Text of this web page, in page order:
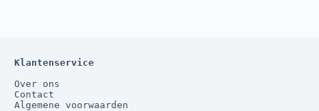
Klantenservice
Over ons
Contact
Algemene voorwaarden